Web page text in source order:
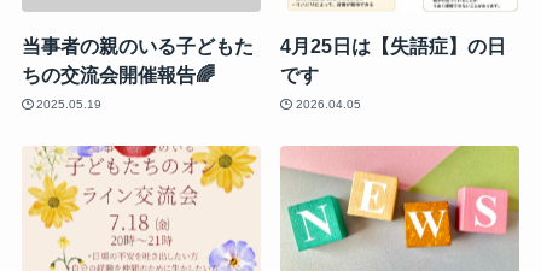
当事者の親のいる子どもた
ちの交流会開催報告🌈
2025.05.19
4月25日は【失語症】の日
です
2026.04.05